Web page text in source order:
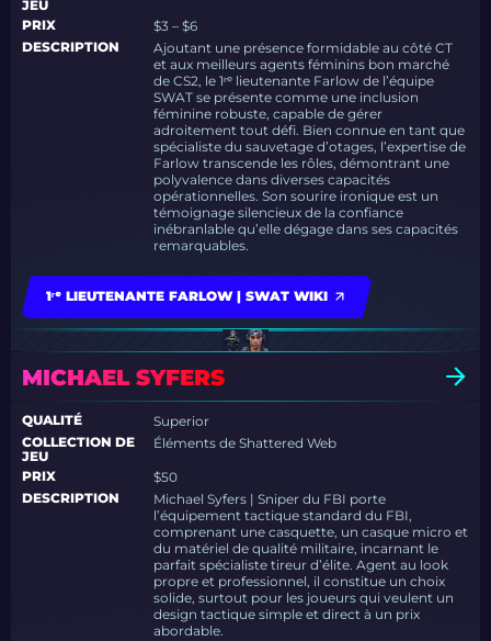
JEU
PRIX
$3 – $6
DESCRIPTION
Ajoutant une présence formidable au côté CT
et aux meilleurs agents féminins bon marché
de CS2, le 1ʳᵉ lieutenante Farlow de l’équipe
SWAT se présente comme une inclusion
féminine robuste, capable de gérer
adroitement tout défi. Bien connue en tant que
spécialiste du sauvetage d’otages, l’expertise de
Farlow transcende les rôles, démontrant une
polyvalence dans diverses capacités
opérationnelles. Son sourire ironique est un
témoignage silencieux de la confiance
inébranlable qu’elle dégage dans ses capacités
remarquables.
1ʳᵉ LIEUTENANTE FARLOW | SWAT WIKI
MICHAEL SYFERS
QUALITÉ
Superior
COLLECTION DE
JEU
Éléments de Shattered Web
PRIX
$50
DESCRIPTION
Michael Syfers | Sniper du FBI porte
l’équipement tactique standard du FBI,
comprenant une casquette, un casque micro et
du matériel de qualité militaire, incarnant le
parfait spécialiste tireur d’élite. Agent au look
propre et professionnel, il constitue un choix
solide, surtout pour les joueurs qui veulent un
design tactique simple et direct à un prix
abordable.